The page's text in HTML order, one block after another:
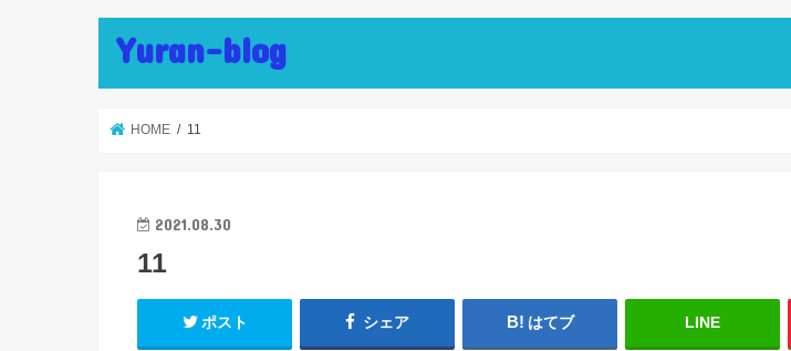
Yuran-blog
HOME 11
2021.08.30
11
ポスト シェア はてブ LINE